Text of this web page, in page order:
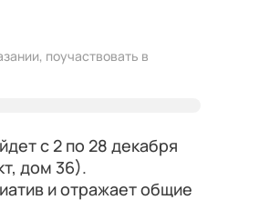
поучаствовать в
с 2 по 28 декабря
дом 36).
и отражает общие